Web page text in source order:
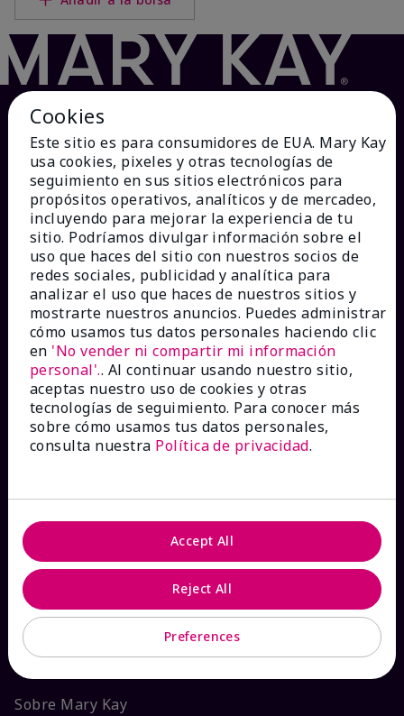
¿CÓMO PODEMOS AYUDAR?
Recibe e-mails
Ver estado del pedido
Contáctanos
Catálogos interactivos
ACERCA DE MARY KAY
Garantía de Satisfacción
Sobre Mary Kay
Cookies
Este sitio es para consumidores de EUA. Mary Kay
usa cookies, pixeles y otras tecnologías de
seguimiento en sus sitios electrónicos para
propósitos operativos, analíticos y de mercadeo,
incluyendo para mejorar la experiencia de tu
sitio. Podríamos divulgar información sobre el
uso que haces del sitio con nuestros socios de
redes sociales, publicidad y analítica para
analizar el uso que haces de nuestros sitios y
mostrarte nuestros anuncios. Puedes administrar
cómo usamos tus datos personales haciendo clic
en 'No vender ni compartir mi información
personal'.. Al continuar usando nuestro sitio,
aceptas nuestro uso de cookies y otras
tecnologías de seguimiento. Para conocer más
sobre cómo usamos tus datos personales,
consulta nuestra Política de privacidad.
Preferences
Reject All
Accept All